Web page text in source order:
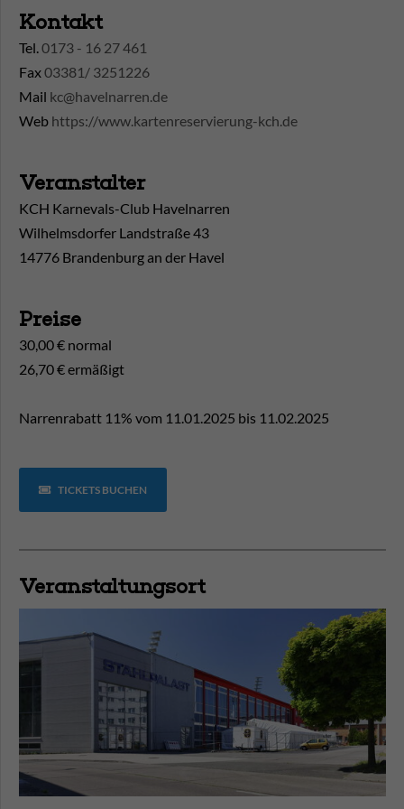
Kontakt
Tel.0173 - 16 27 461
Fax03381/ 3251226
Mail kc@havelnarren.de
Web https://www.kartenreservierung-kch.de
Veranstalter
KCH Karnevals-Club Havelnarren
Wilhelmsdorfer Landstraße 43
14776 Brandenburg an der Havel
Preise
30,00 € normal
26,70 € ermäßigt
Narrenrabatt 11% vom 11.01.2025 bis 11.02.2025
TICKETS BUCHEN
Veranstaltungsort